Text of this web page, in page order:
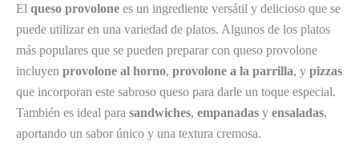
El queso provolone es un ingrediente versátil y delicioso que se
puede utilizar en una variedad de platos. Algunos de los platos
más populares que se pueden preparar con queso provolone
incluyen provolone al horno, provolone a la parrilla, y pizzas
que incorporan este sabroso queso para darle un toque especial.
También es ideal para sandwiches, empanadas y ensaladas,
aportando un sabor único y una textura cremosa.